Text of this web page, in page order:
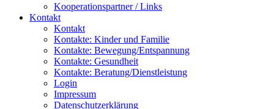
Kooperationspartner / Links
Kontakt
Kontakt
Kontakte: Kinder und Familie
Kontakte: Bewegung/Entspannung
Kontakte: Gesundheit
Kontakte: Beratung/Dienstleistung
Login
Impressum
Datenschutzerklärung